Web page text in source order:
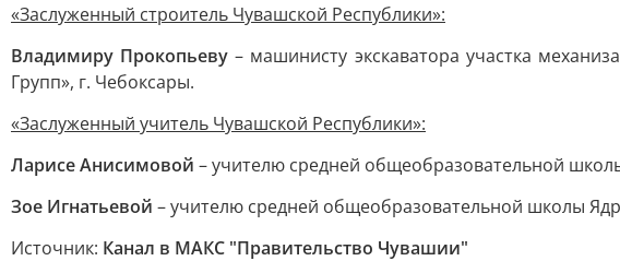
«Заслуженный строитель Чувашской Республики»:
Владимиру Прокопьеву – машинисту экскаватора участка
Групп», г. Чебоксары.
«Заслуженный учитель Чувашской Республики»:
Ларисе Анисимовой – учителю средней общеобразовательной
Зое Игнатьевой – учителю средней общеобразовательной школы
Источник: Канал в МАКС "Правительство Чувашии"